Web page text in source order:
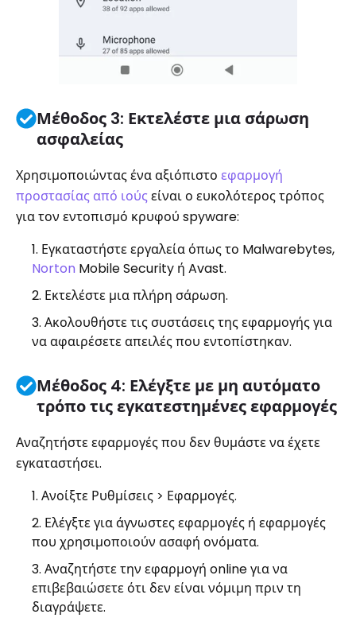
Μέθοδος 3: Εκτελέστε μια σάρωση
ασφαλείας
Χρησιμοποιώντας ένα αξιόπιστο εφαρμογή
προστασίας από ιούςείναι ο ευκολότερος τρόπος
για τον εντοπισμό κρυφού spyware:
Εγκαταστήστε εργαλεία όπως το Malwarebytes,
Norton Mobile Security ή Avast.
Εκτελέστε μια πλήρη σάρωση.
Ακολουθήστε τις συστάσεις της εφαρμογής για
να αφαιρέσετε απειλές που εντοπίστηκαν.
Μέθοδος 4: Ελέγξτε με μη αυτόματο
τρόπο τις εγκατεστημένες εφαρμογές
Αναζητήστε εφαρμογές που δεν θυμάστε να έχετε
εγκαταστήσει.
Ανοίξτε Ρυθμίσεις > Εφαρμογές.
Ελέγξτε για άγνωστες εφαρμογές ή εφαρμογές
που χρησιμοποιούν ασαφή ονόματα.
Αναζητήστε την εφαρμογή online για να
επιβεβαιώσετε ότι δεν είναι νόμιμη πριν τη
διαγράψετε.